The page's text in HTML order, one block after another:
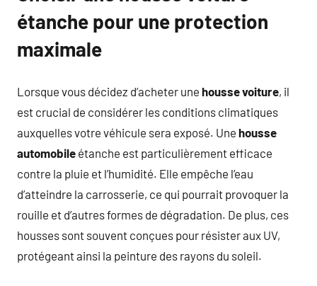
étanche pour une protection
maximale
Lorsque vous décidez d’acheter une housse voiture, il
est crucial de considérer les conditions climatiques
auxquelles votre véhicule sera exposé. Une housse
automobile étanche est particulièrement efficace
contre la pluie et l’humidité. Elle empêche l’eau
d’atteindre la carrosserie, ce qui pourrait provoquer la
rouille et d’autres formes de dégradation. De plus, ces
housses sont souvent conçues pour résister aux UV,
protégeant ainsi la peinture des rayons du soleil.